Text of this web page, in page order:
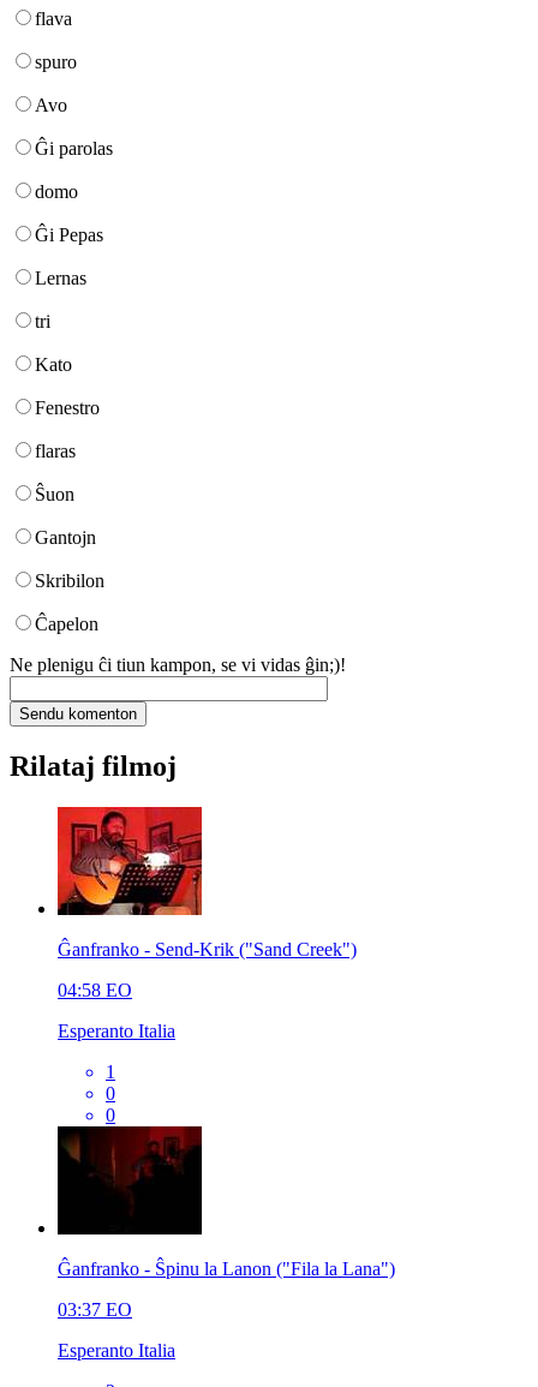
flava
spuro
Avo
Ĝi parolas
domo
Ĝi Pepas
Lernas
tri
Kato
Fenestro
flaras
Ŝuon
Gantojn
Skribilon
Ĉapelon
Ne plenigu ĉi tiun kampon, se vi vidas ĝin;)!
Rilataj filmoj
Ĝanfranko - Send-Krik ("Sand Creek")
04:58 EO
Esperanto Italia
1
0
0
Ĝanfranko - Ŝpinu la Lanon ("Fila la Lana")
03:37 EO
Esperanto Italia